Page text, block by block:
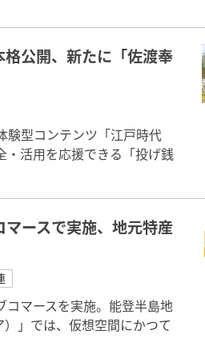
公開、新たに「佐渡奉
験型コンテンツ「江戸時代
・活用を応援できる「投げ銭
ースで実施、地元特産
マースを実施。能登半島地
」では、仮想空間にかつて